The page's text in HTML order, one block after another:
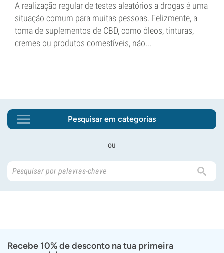
A realização regular de testes aleatórios a drogas é uma
situação comum para muitas pessoas. Felizmente, a
toma de suplementos de CBD, como óleos, tinturas,
cremes ou produtos comestíveis, não...
Pesquisar em categorias
ou
Recebe 10% de desconto na tua primeira